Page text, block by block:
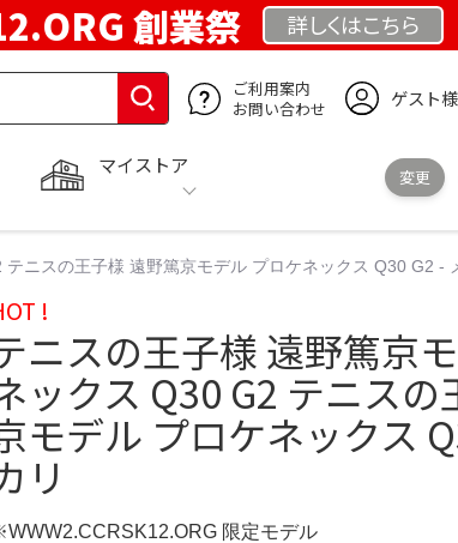
創業祭 詳しくはこちら
ご利用案内
お問い合わせ
ゲスト様
マイストア
変更
ニスの王子様 遠野篤京モデル プロケネックス Q30 G2 -
!
ニスの王子様 遠野篤京
ックス Q30 G2 テニスの
モデル プロケネックス
リ
限定モデル